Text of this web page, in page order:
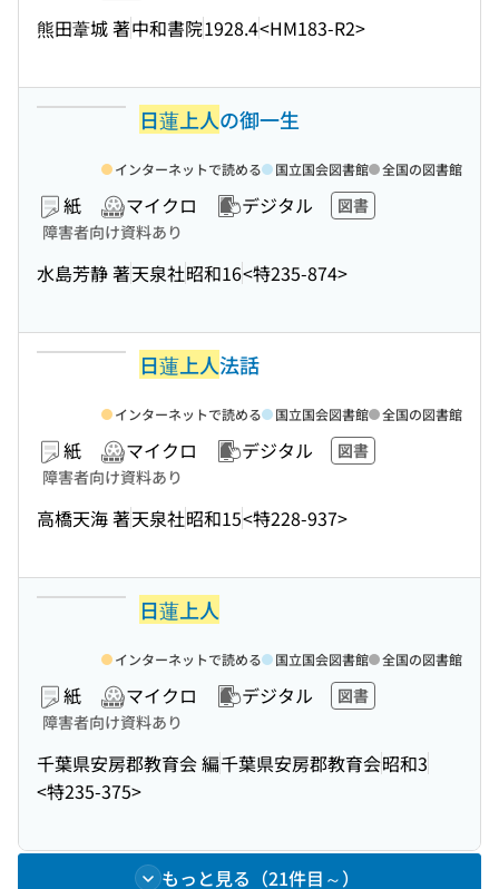
熊田葦城 著中和書院1928.4<HM183-R2>
日蓮上人の御一生
紙 マイクロ デジタル
図書
障害者向け資料あり
水島芳静 著天泉社昭和16<特235-874>
インターネットで読める 国立国会図書館 全国の図書館
日蓮上人法話
紙 マイクロ デジタル
図書
障害者向け資料あり
高橋天海 著天泉社昭和15<特228-937>
インターネットで読める 国立国会図書館 全国の図書館
日蓮上人
紙 マイクロ デジタル
図書
障害者向け資料あり
千葉県安房郡教育会 編千葉県安房郡教育会昭和3
<特235-375>
インターネットで読める 国立国会図書館 全国の図書館
もっと見る（21件目～）